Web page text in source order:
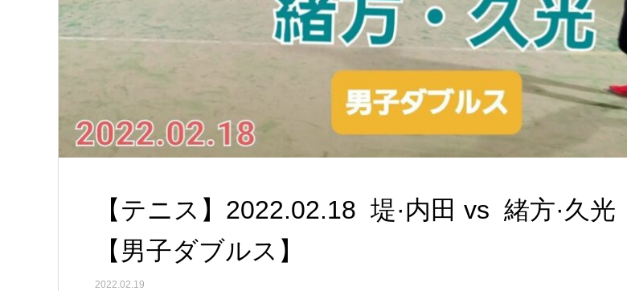
【テニス】2022.02.18 堤·内田 vs 緒方·久光
【男子ダブルス】
2022.02.19